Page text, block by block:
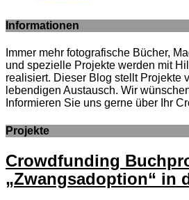
Informationen
Immer mehr fotografische Bücher,
und spezielle Projekte werden mit
realisiert. Dieser Blog stellt Projekte
lebendigen Austausch. Wir
Informieren Sie uns gerne über Ihr
Projekte
Crowdfunding
„Zwangsadoption“ in